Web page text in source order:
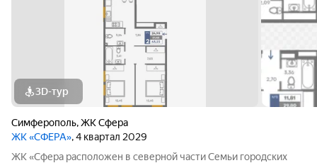
3D-тур
Симферополь,ЖК Сфера
ЖК «СФЕРА», 4 квартал 2029
ЖК «Сфера расположен в северной части Семьи городских